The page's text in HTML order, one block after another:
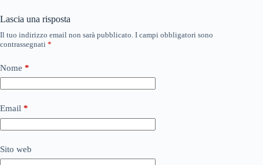
Lascia una risposta
Il tuo indirizzo email non sarà pubblicato. I campi obbligatori sono
contrassegnati *
Nome *
Email *
Sito web